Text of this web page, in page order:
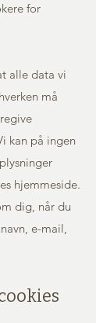
for
alle data vi
må
kan på ingen
hjemmeside.
dig, når du
e-mail,